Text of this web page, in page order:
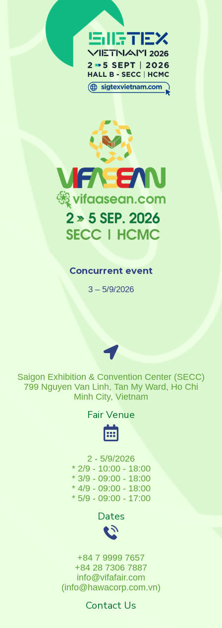
Concurrent event
3 – 5/9/2026
Saigon Exhibition & Convention Center (SECC)
799 Nguyen Van Linh, Tan My Ward, Ho Chi
Minh City, Vietnam
Fair Venue
2 - 5/9/2026
* 2/9 - 10:00 - 18:00
* 3/9 - 09:00 - 18:00
* 4/9 - 09:00 - 18:00
* 5/9 - 09:00 - 17:00
Dates
+84 7 9999 7657
+84 28 7306 7887
info@vifafair.com
(info@hawacorp.com.vn)
Contact Us